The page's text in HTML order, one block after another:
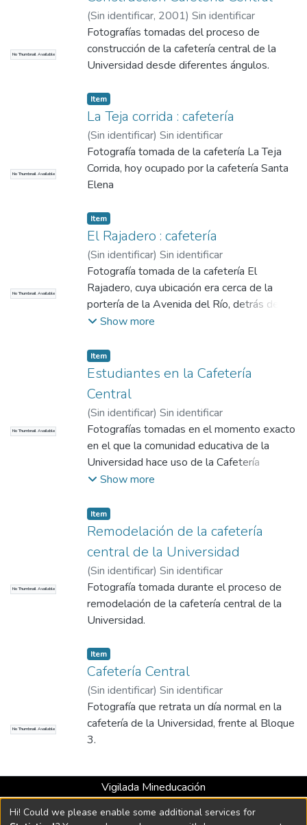
No Thumbnail Available
(Sin identificar, 2001) Sin identificar
Fotografías tomadas del proceso de
construcción de la cafetería central de la
Universidad desde diferentes ángulos.
No Thumbnail Available
Item
La Teja corrida : cafetería
(Sin identificar) Sin identificar
Fotografía tomada de la cafetería La Teja
Corrida, hoy ocupado por la cafetería Santa
Elena
No Thumbnail Available
Item
El Rajadero : cafetería
(Sin identificar) Sin identificar
Fotografía tomada de la cafetería El
Rajadero, cuya ubicación era cerca de la
portería de la Avenida del Río, detrás del
Bloque 23
Show more
No Thumbnail Available
Item
Estudiantes en la Cafetería
Central
(Sin identificar) Sin identificar
Fotografías tomadas en el momento exacto
en el que la comunidad educativa de la
Universidad hace uso de la Cafetería
Central.
Show more
No Thumbnail Available
Item
Remodelación de la cafetería
central de la Universidad
(Sin identificar) Sin identificar
Fotografía tomada durante el proceso de
remodelación de la cafetería central de la
Universidad.
No Thumbnail Available
Item
Cafetería Central
(Sin identificar) Sin identificar
Fotografía que retrata un día normal en la
cafetería de la Universidad, frente al Bloque
3.
Vigilada Mineducación
Universidad con Acreditación Institucional hasta 2026 -
Resolución MEN 2158 de 2018
Hi! Could we please enable some additional services for